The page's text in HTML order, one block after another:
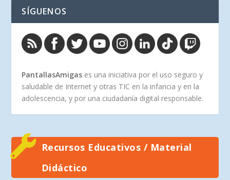
SÍGUENOS
PantallasAmigas es una iniciativa por el uso seguro y
saludable de Internet y otras TIC en la infancia y en la
adolescencia, y por una ciudadanía digital responsable.
Recursos Educativos / Material
Didáctico